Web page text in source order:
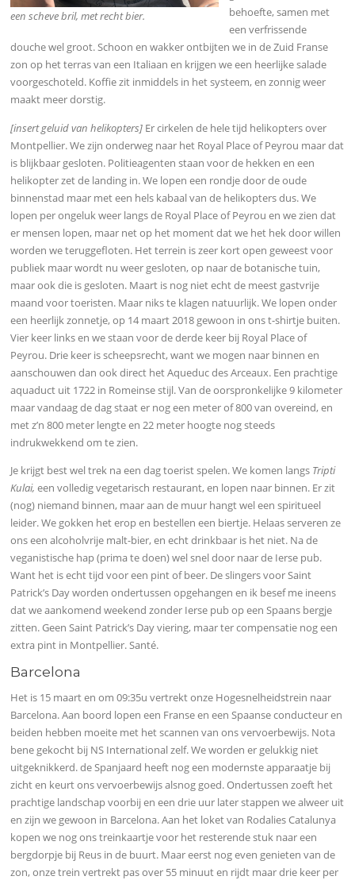
een scheve bril, met recht bier.
behoefte, samen met
een verfrissende
douche wel groot. Schoon en wakker ontbijten we in de Zuid Franse
zon op het terras van een Italiaan en krijgen we een heerlijke salade
voorgeschoteld. Koffie zit inmiddels in het systeem, en zonnig weer
maakt meer dorstig.
[insert geluid van helikopters] Er cirkelen de hele tijd helikopters over
Montpellier. We zijn onderweg naar het Royal Place of Peyrou maar dat
is blijkbaar gesloten. Politieagenten staan voor de hekken en een
helikopter zet de landing in. We lopen een rondje door de oude
binnenstad maar met een hels kabaal van de helikopters dus. We
lopen per ongeluk weer langs de Royal Place of Peyrou en we zien dat
er mensen lopen, maar net op het moment dat we het hek door willen
worden we teruggefloten. Het terrein is zeer kort open geweest voor
publiek maar wordt nu weer gesloten, op naar de botanische tuin,
maar ook die is gesloten. Maart is nog niet echt de meest gastvrije
maand voor toeristen. Maar niks te klagen natuurlijk. We lopen onder
een heerlijk zonnetje, op 14 maart 2018 gewoon in ons t-shirtje buiten.
Vier keer links en we staan voor de derde keer bij Royal Place of
Peyrou. Drie keer is scheepsrecht, want we mogen naar binnen en
aanschouwen dan ook direct het Aqueduc des Arceaux. Een prachtige
aquaduct uit 1722 in Romeinse stijl. Van de oorspronkelijke 9 kilometer
maar vandaag de dag staat er nog een meter of 800 van overeind, en
met z’n 800 meter lengte en 22 meter hoogte nog steeds
indrukwekkend om te zien.
Je krijgt best wel trek na een dag toerist spelen. We komen langs Tripti
Kulai, een volledig vegetarisch restaurant, en lopen naar binnen. Er zit
(nog) niemand binnen, maar aan de muur hangt wel een spiritueel
leider. We gokken het erop en bestellen een biertje. Helaas serveren ze
ons een alcoholvrije malt-bier, en echt drinkbaar is het niet. Na de
veganistische hap (prima te doen) wel snel door naar de Ierse pub.
Want het is echt tijd voor een pint of beer. De slingers voor Saint
Patrick’s Day worden ondertussen opgehangen en ik besef me ineens
dat we aankomend weekend zonder Ierse pub op een Spaans bergje
zitten. Geen Saint Patrick’s Day viering, maar ter compensatie nog een
extra pint in Montpellier. Santé.
Barcelona
Het is 15 maart en om 09:35u vertrekt onze Hogesnelheidstrein naar
Barcelona. Aan boord lopen een Franse en een Spaanse conducteur en
beiden hebben moeite met het scannen van ons vervoerbewijs. Nota
bene gekocht bij NS International zelf. We worden er gelukkig niet
uitgeknikkerd. de Spanjaard heeft nog een modernste apparaatje bij
zicht en keurt ons vervoerbewijs alsnog goed. Ondertussen zoeft het
prachtige landschap voorbij en een drie uur later stappen we alweer uit
en zijn we gewoon in Barcelona. Aan het loket van Rodalies Catalunya
kopen we nog ons treinkaartje voor het resterende stuk naar een
bergdorpje bij Reus in de buurt. Maar eerst nog even genieten van de
zon, onze trein vertrekt pas over 55 minuut en rijdt maar drie keer per